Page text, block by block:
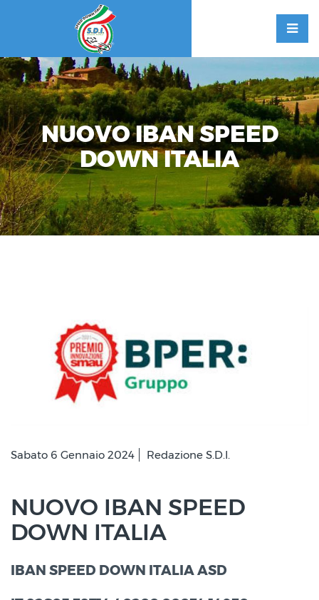
NUOVO IBAN SPEED
DOWN ITALIA
Sabato 6 Gennaio 2024 Redazione S.D.I.
NUOVO IBAN SPEED
DOWN ITALIA
IBAN SPEED DOWN ITALIA ASD